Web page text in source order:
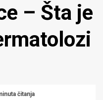
– Šta je
čitanja